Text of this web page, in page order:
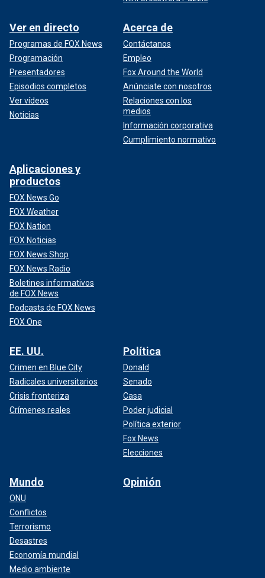
Ver en directo
Programas de FOX News
Programación
Presentadores
Episodios completos
Ver vídeos
Noticias
Acerca de
Contáctanos
Empleo
Fox Around the World
Anúnciate con nosotros
Relaciones con los
medios
Información corporativa
Cumplimiento normativo
Aplicaciones y
productos
FOX News Go
FOX Weather
FOX Nation
FOX Noticias
FOX News Shop
FOX News Radio
Boletines informativos
de FOX News
Podcasts de FOX News
FOX One
EE. UU.
Crimen en Blue City
Radicales universitarios
Crisis fronteriza
Crímenes reales
Política
Donald
Senado
Casa
Poder judicial
Política exterior
Fox News
Elecciones
Mundo
ONU
Conflictos
Terrorismo
Desastres
Economía mundial
Medio ambiente
Opinión